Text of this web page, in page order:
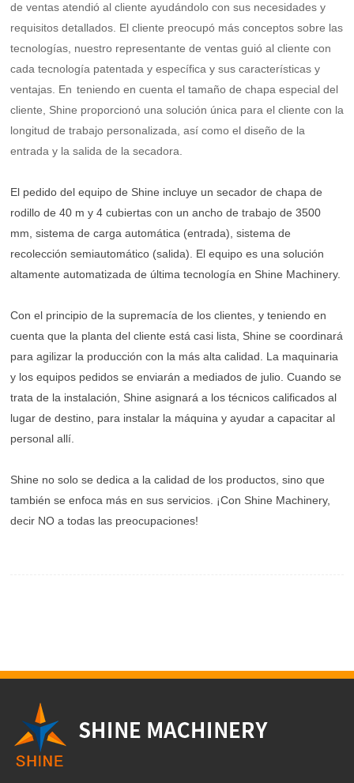
de ventas atendió al cliente ayudándolo con sus necesidades y
requisitos detallados. El cliente preocupó más conceptos sobre las
tecnologías, nuestro representante de ventas guió al cliente con
cada tecnología patentada y específica y sus características y
ventajas. En teniendo en cuenta el tamaño de chapa especial del
cliente, Shine proporcionó una solución única para el cliente con la
longitud de trabajo personalizada, así como el diseño de la
entrada y la salida de la secadora.
El pedido del equipo de Shine incluye un secador de chapa de
rodillo de 40 m y 4 cubiertas con un ancho de trabajo de 3500
mm, sistema de carga automática (entrada), sistema de
recolección semiautomático (salida). El equipo es una solución
altamente automatizada de última tecnología en Shine Machinery.
Con el principio de la supremacía de los clientes, y teniendo en
cuenta que la planta del cliente está casi lista, Shine se coordinará
para agilizar la producción con la más alta calidad. La maquinaria
y los equipos pedidos se enviarán a mediados de julio. Cuando se
trata de la instalación, Shine asignará a los técnicos calificados al
lugar de destino, para instalar la máquina y ayudar a capacitar al
personal allí.
Shine no solo se dedica a la calidad de los productos, sino que
también se enfoca más en sus servicios. ¡Con Shine Machinery,
decir NO a todas las preocupaciones!